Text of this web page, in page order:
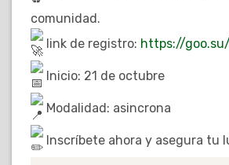
comunidad.
link de registro: https://
Inicio: 21 de octubre
Modalidad: asincrona
Inscríbete ahora y asegura tu